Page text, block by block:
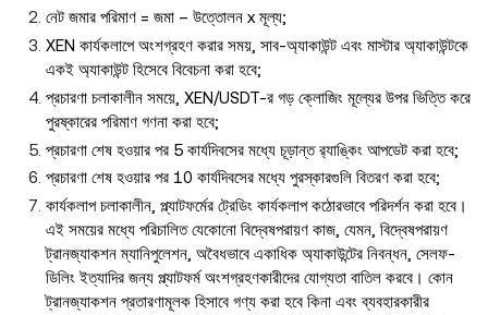
নেট জমার পরিমাণ = জমা – উত্তোলন x মূল্য;
XEN কার্যকলাপে অংশগ্রহণ করার সময়, সাব-অ্যাকাউন্ট এবং মাস্টার অ্যাকাউন্টকে
একই অ্যাকাউন্ট হিসেবে বিবেচনা করা হবে;
প্রচারণা চলাকালীন সময়ে, XEN/USDT-র গড় ক্লোজিং মূল্যের উপর ভিত্তি করে
পুরষ্কারের পরিমাণ গণনা করা হবে;
প্রচারণা শেষ হওয়ার পর 5 কার্যদিবসের মধ্যে চূড়ান্ত র‍্যাঙ্কিং আপডেট করা হবে;
প্রচারণা শেষ হওয়ার পর 10 কার্যদিবসের মধ্যে পুরস্কারগুলি বিতরণ করা হবে;
কার্যকলাপ চলাকালীন, প্ল্যাটফর্মের ট্রেডিং কার্যকলাপ কঠোরভাবে পরিদর্শন করা হবে।
এই সময়ের মধ্যে পরিচালিত যেকোনো বিদ্বেষপরায়ণ কাজ, যেমন, বিদ্বেষপরায়ণ
ট্রানজ্যাকশন ম্যানিপুলেশন, অবৈধভাবে একাধিক অ্যাকাউন্টের নিবন্ধন, সেলফ-
ডিলিং ইত্যাদির জন্য প্ল্যাটফর্ম অংশগ্রহণকারীদের যোগ্যতা বাতিল করবে। কোন
ট্রানজ্যাকশন প্রতারণামূলক হিসাবে গণ্য করা হবে কিনা এবং ব্যবহারকারীর